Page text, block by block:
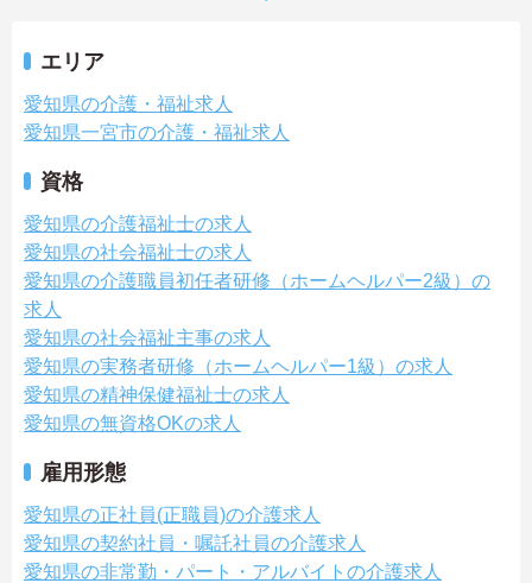
エリア
愛知県の介護・福祉求人
愛知県一宮市の介護・福祉求人
資格
愛知県の介護福祉士の求人
愛知県の社会福祉士の求人
愛知県の介護職員初任者研修（ホームヘルパー2級）の
求人
愛知県の社会福祉主事の求人
愛知県の実務者研修（ホームヘルパー1級）の求人
愛知県の精神保健福祉士の求人
愛知県の無資格OKの求人
雇用形態
愛知県の正社員(正職員)の介護求人
愛知県の契約社員・嘱託社員の介護求人
愛知県の非常勤・パート・アルバイトの介護求人